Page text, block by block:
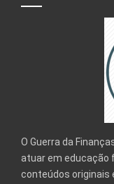
O Guerra da
atuar em educação
conteúdos originais